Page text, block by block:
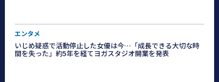
エンタメ
いじめ疑惑で活動停止した女優は今…「成長できる大切な時
間を失った」約5年を経てヨガスタジオ開業を発表